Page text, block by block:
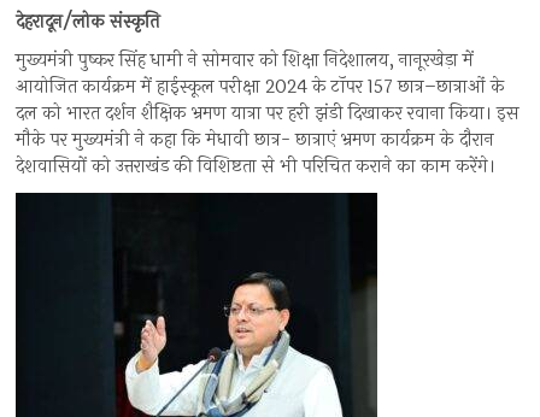
देहरादून/लोक संस्कृति
मुख्यमंत्री पुष्कर सिंह धामी ने सोमवार को शिक्षा निदेशालय, नानूरखेड़ा में
आयोजित कार्यक्रम में हाईस्कूल परीक्षा 2024 के टॉपर 157 छात्र–छात्राओं के
दल को भारत दर्शन शैक्षिक भ्रमण यात्रा पर हरी झंडी दिखाकर रवाना किया। इस
मौके पर मुख्यमंत्री ने कहा कि मेधावी छात्र- छात्राएं भ्रमण कार्यक्रम के दौरान
देशवासियों को उत्तराखंड की विशिष्टता से भी परिचित कराने का काम करेंगे।